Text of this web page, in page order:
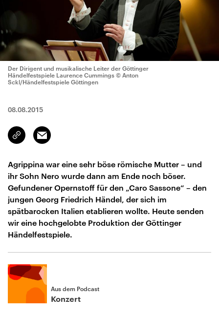
Der Dirigent und musikalische Leiter der Göttinger
Händelfestspiele Laurence Cummings © Anton
Sckl/Händelfestspiele Göttingen
08.08.2015
Link
kopieren/teilen
Email
Agrippina war eine sehr böse römische Mutter – und
ihr Sohn Nero wurde dann am Ende noch böser.
Gefundener Opernstoff für den „Caro Sassone“ – den
jungen Georg Friedrich Händel, der sich im
spätbarocken Italien etablieren wollte. Heute senden
wir eine hochgelobte Produktion der Göttinger
Händelfestspiele.
Aus dem Podcast
Konzert